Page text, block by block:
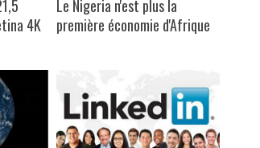
4K
Le Nigeria n'est plus la
première économie d'Afrique